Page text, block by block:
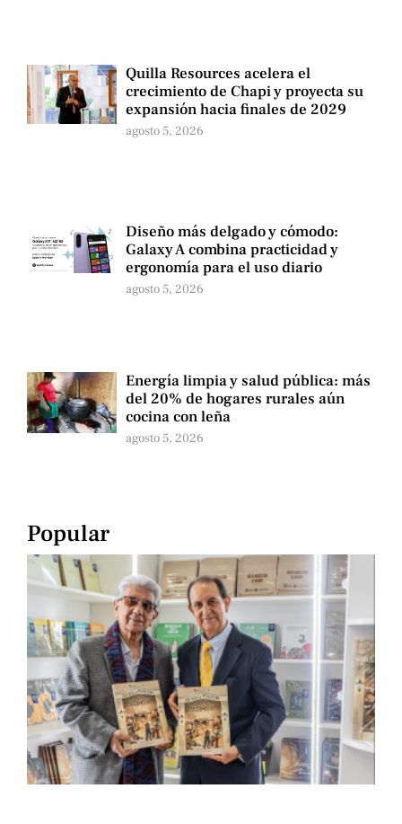
Quilla Resources acelera el
crecimiento de Chapi y proyecta su
expansión hacia finales de 2029
agosto 5, 2026
Diseño más delgado y cómodo:
Galaxy A combina practicidad y
ergonomía para el uso diario
agosto 5, 2026
Energía limpia y salud pública: más
del 20% de hogares rurales aún
cocina con leña
agosto 5, 2026
Popular